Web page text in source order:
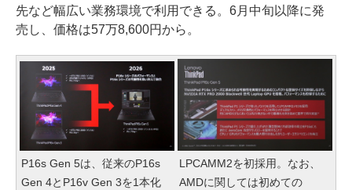
先など幅広い業務環境で利用できる。6月中旬以降に発
売し、価格は57万8,600円から。
P16s Gen 5は、従来のP16s
Gen 4とP16v Gen 3を1本化
LPCAMM2を初採用。なお、
AMDに関しては初めての